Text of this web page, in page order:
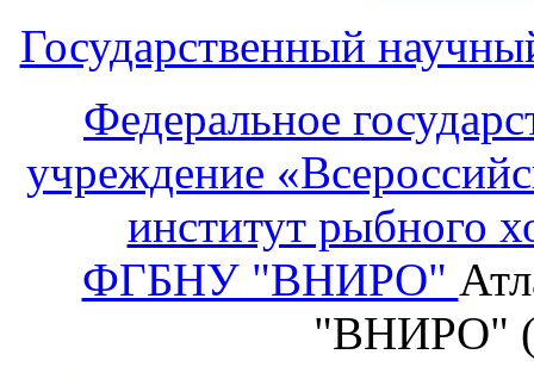
Государственный
Федеральное
учреждение
институт рыбного
ФГБНУ "ВНИРО"
"ВНИРО"